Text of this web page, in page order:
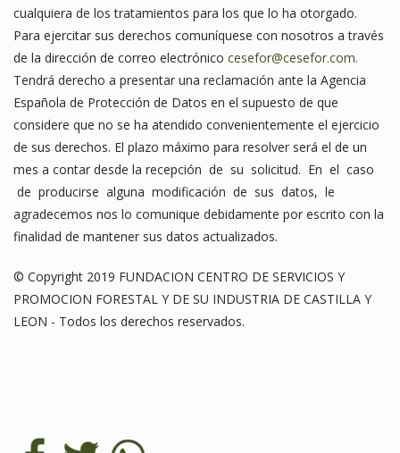
cualquiera de los tratamientos para los que lo ha otorgado.
Para ejercitar sus derechos comuníquese con nosotros a través
de la dirección de correo electrónico cesefor@cesefor.com.
Tendrá derecho a presentar una reclamación ante la Agencia
Española de Protección de Datos en el supuesto de que
considere que no se ha atendido convenientemente el ejercicio
de sus derechos. El plazo máximo para resolver será el de un
mes a contar desde la recepción de su solicitud. En el caso
de producirse alguna modificación de sus datos, le
agradecemos nos lo comunique debidamente por escrito con la
finalidad de mantener sus datos actualizados.
© Copyright 2019 FUNDACION CENTRO DE SERVICIOS Y
PROMOCION FORESTAL Y DE SU INDUSTRIA DE CASTILLA Y
LEON - Todos los derechos reservados.